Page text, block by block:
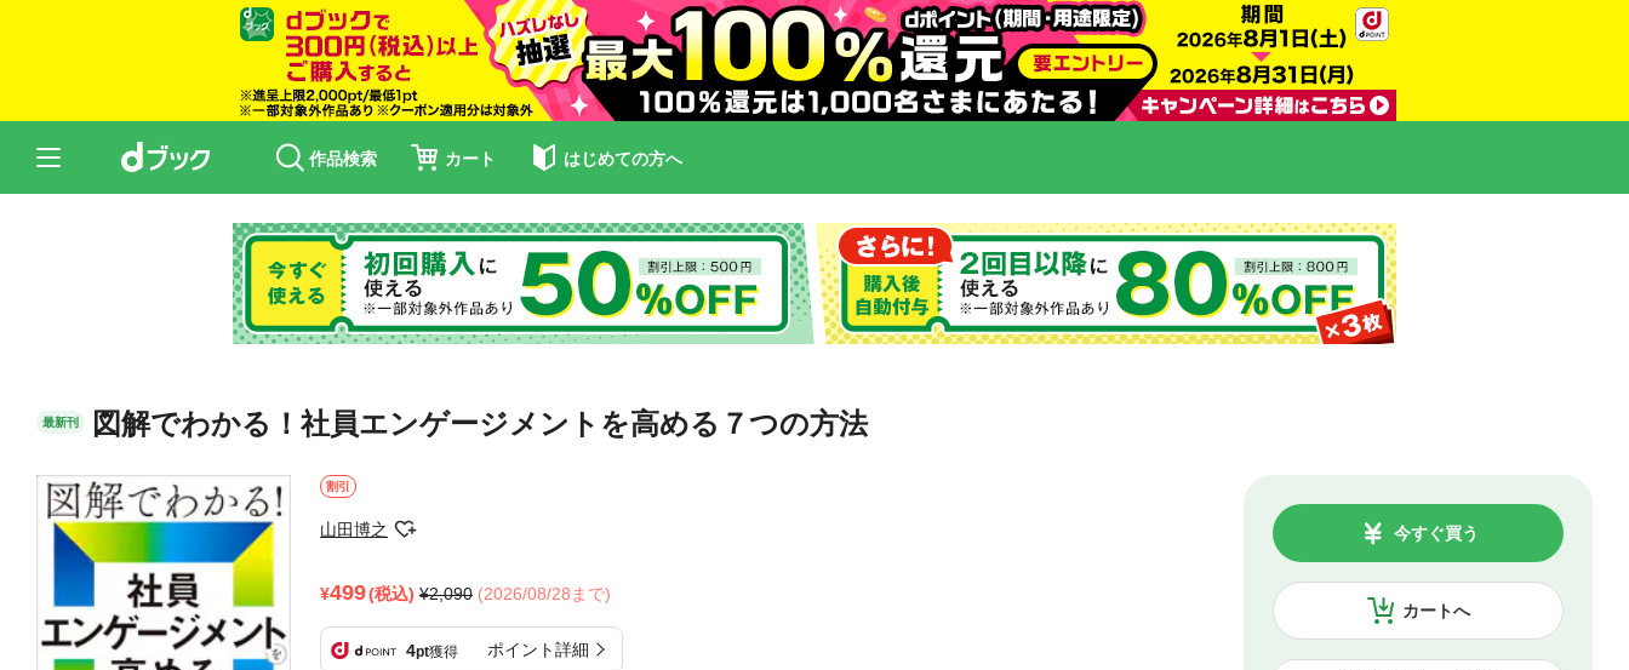
作品検索 カート はじめての方へ
最新刊 図解でわかる！社員エンゲージメントを高める７つの方法
割引
山田博之
499(税込) 2,090 (2026/08/28まで)
4pt獲得 ポイント詳細
カートへ
今すぐ買う